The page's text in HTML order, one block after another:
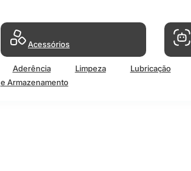
Acessórios
Aderência Limpeza Lubricação
e Armazenamento